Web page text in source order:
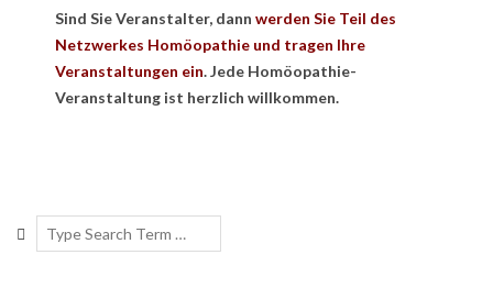
Sind Sie Veranstalter, dann werden Sie Teil des
Netzwerkes Homöopathie und tragen Ihre
Veranstaltungen ein. Jede Homöopathie-
Veranstaltung ist herzlich willkommen.
06
Search